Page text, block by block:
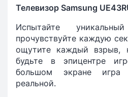
Телевизор Samsung
Испытайте
прочувствуйте каждую
ощутите каждый взрыв,
будьте в эпицентре
большом экране игра
реальной.